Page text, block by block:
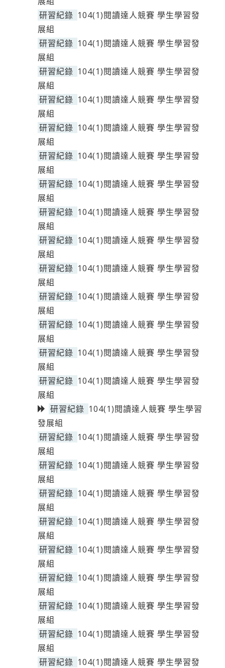
研習紀錄 104(1)閱讀達人競賽 學生學習發
展組
研習紀錄 104(1)閱讀達人競賽 學生學習發
展組
研習紀錄 104(1)閱讀達人競賽 學生學習發
展組
研習紀錄 104(1)閱讀達人競賽 學生學習發
展組
研習紀錄 104(1)閱讀達人競賽 學生學習發
展組
研習紀錄 104(1)閱讀達人競賽 學生學習發
展組
研習紀錄 104(1)閱讀達人競賽 學生學習發
展組
研習紀錄 104(1)閱讀達人競賽 學生學習發
展組
研習紀錄 104(1)閱讀達人競賽 學生學習發
展組
研習紀錄 104(1)閱讀達人競賽 學生學習發
展組
研習紀錄 104(1)閱讀達人競賽 學生學習發
展組
研習紀錄 104(1)閱讀達人競賽 學生學習發
展組
研習紀錄 104(1)閱讀達人競賽 學生學習發
展組
研習紀錄 104(1)閱讀達人競賽 學生學習發
展組
研習紀錄 104(1)閱讀達人競賽 學生學習
發展組
研習紀錄 104(1)閱讀達人競賽 學生學習發
展組
研習紀錄 104(1)閱讀達人競賽 學生學習發
展組
研習紀錄 104(1)閱讀達人競賽 學生學習發
展組
研習紀錄 104(1)閱讀達人競賽 學生學習發
展組
研習紀錄 104(1)閱讀達人競賽 學生學習發
展組
研習紀錄 104(1)閱讀達人競賽 學生學習發
展組
研習紀錄 104(1)閱讀達人競賽 學生學習發
展組
研習紀錄 104(1)閱讀達人競賽 學生學習發
展組
研習紀錄 104(1)閱讀達人競賽 學生學習發